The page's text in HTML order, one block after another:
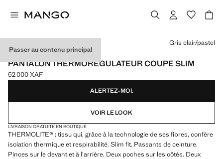
Passer au contenu principal
PERFORMANCE
PANTALON THERMORÉGULATEUR COUPE SLIM
Prix actuel [52 000 XAF ]
52 000 XAF
Choisissez une couleur
Gris clair/pastel
ALERTEZ-MOI.
VOIR LE LOOK
LIVRAISON GRATUITE EN BOUTIQUE
THERMOLITE® : tissu qui, grâce à la technologie de ses fibres, confère
isolation thermique et respirabilité. Slim fit. Passants de ceinture.
Pinces sur le devant et à l'arrière. Deux poches sur les côtés. Deux